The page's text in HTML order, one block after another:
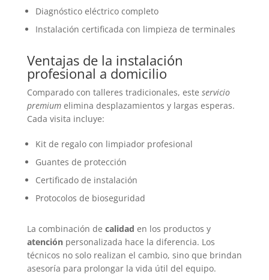
Diagnóstico eléctrico completo
Instalación certificada con limpieza de terminales
Ventajas de la instalación
profesional a domicilio
Comparado con talleres tradicionales, este servicio
premiumelimina desplazamientos y largas esperas.
Cada visita incluye:
Kit de regalo con limpiador profesional
Guantes de protección
Certificado de instalación
Protocolos de bioseguridad
La combinación de calidad en los productos y
atenciónpersonalizada hace la diferencia. Los
técnicos no solo realizan el cambio, sino que brindan
asesoría para prolongar la vida útil del equipo.